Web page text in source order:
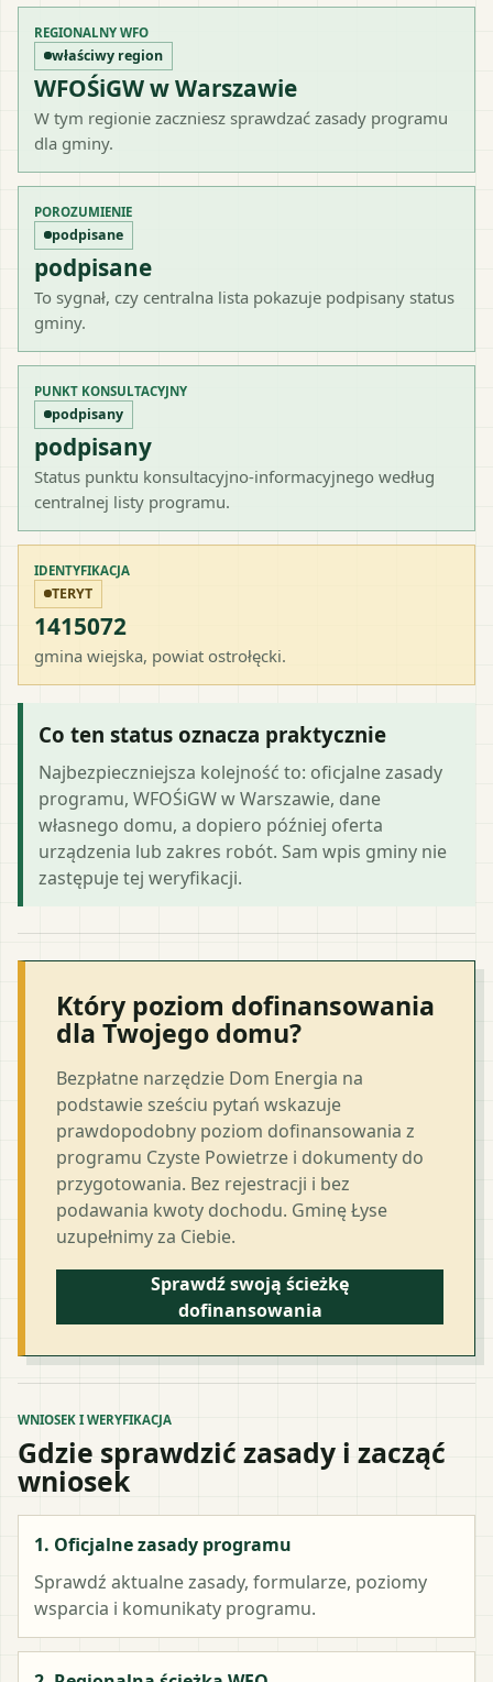
REGIONALNY WFO
właściwy region
WFOŚiGW w Warszawie
W tym regionie zaczniesz sprawdzać zasady programu
dla gminy.
POROZUMIENIE
podpisane
podpisane
To sygnał, czy centralna lista pokazuje podpisany status
gminy.
PUNKT KONSULTACYJNY
podpisany
podpisany
Status punktu konsultacyjno-informacyjnego według
centralnej listy programu.
IDENTYFIKACJA
TERYT
1415072
gmina wiejska, powiat ostrołęcki.
Co ten status oznacza praktycznie
Najbezpieczniejsza kolejność to: oficjalne zasady
programu, WFOŚiGW w Warszawie, dane
własnego domu, a dopiero później oferta
urządzenia lub zakres robót. Sam wpis gminy nie
zastępuje tej weryfikacji.
Który poziom dofinansowania
dla Twojego domu?
Bezpłatne narzędzie Dom Energia na
podstawie sześciu pytań wskazuje
prawdopodobny poziom dofinansowania z
programu Czyste Powietrze i dokumenty do
przygotowania. Bez rejestracji i bez
podawania kwoty dochodu. Gminę Łyse
uzupełnimy za Ciebie.
Sprawdź swoją ścieżkę
dofinansowania
WNIOSEK I WERYFIKACJA
Gdzie sprawdzić zasady i zacząć
wniosek
1. Oficjalne zasady programu
Sprawdź aktualne zasady, formularze, poziomy
wsparcia i komunikaty programu.